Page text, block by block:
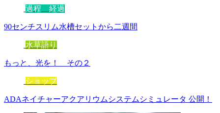
過程 経過
90センチスリム水槽セットから二週間
水草語り
もっと、光を！ その２
ショップ
ADAネイチャーアクアリウムシステムシミュレータ 公開！